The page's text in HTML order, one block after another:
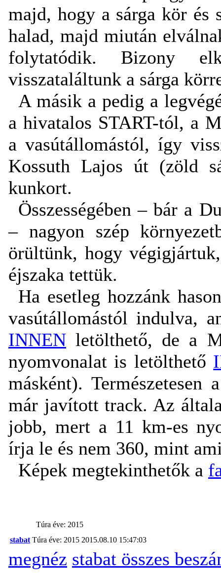
majd, hogy a sárga kör és
halad, majd miután
folytatódik. Bizony
visszataláltunk a sárga
A másik a pedig a
a hivatalos START-tól, a
a vasútállomástól, így
Kossuth Lajos út (zöld
kunkort.
Összességében – bár a
– nagyon szép
örültünk, hogy
éjszaka tettük.
Ha esetleg hozzánk
vasútállomástól indulva,
INNEN letölthető, de a
nyomvonalat is letölthető
másként).
már javított track. Az
jobb, mert a 11 km-es
írja le és nem 360, mint
Képek megtekinthetők a
Túra éve: 2015
stabat Túra éve: 2015 2015.08.10 15:47:03
megnéz stabat összes